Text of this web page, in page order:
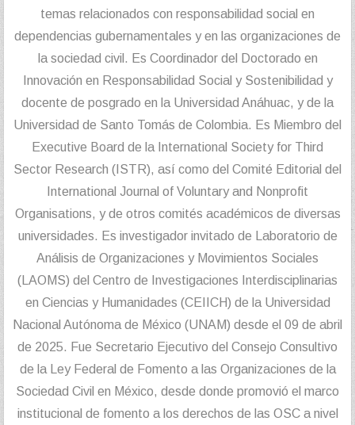
temas relacionados con responsabilidad social en
dependencias gubernamentales y en las organizaciones de
la sociedad civil. Es Coordinador del Doctorado en
Innovación en Responsabilidad Social y Sostenibilidad y
docente de posgrado en la Universidad Anáhuac, y de la
Universidad de Santo Tomás de Colombia. Es Miembro del
Executive Board de la International Society for Third
Sector Research (ISTR), así como del Comité Editorial del
International Journal of Voluntary and Nonprofit
Organisations, y de otros comités académicos de diversas
universidades. Es investigador invitado de Laboratorio de
Análisis de Organizaciones y Movimientos Sociales
(LAOMS) del Centro de Investigaciones Interdisciplinarias
en Ciencias y Humanidades (CEIICH) de la Universidad
Nacional Autónoma de México (UNAM) desde el 09 de abril
de 2025. Fue Secretario Ejecutivo del Consejo Consultivo
de la Ley Federal de Fomento a las Organizaciones de la
Sociedad Civil en México, desde donde promovió el marco
institucional de fomento a los derechos de las OSC a nivel